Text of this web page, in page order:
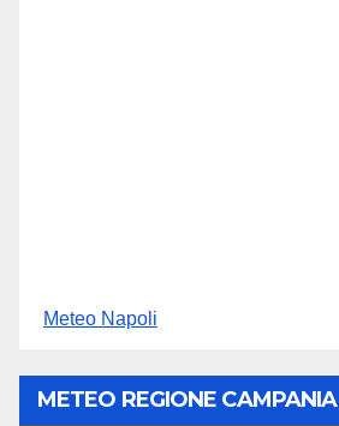
Meteo Napoli
METEO REGIONE CAMPANIA